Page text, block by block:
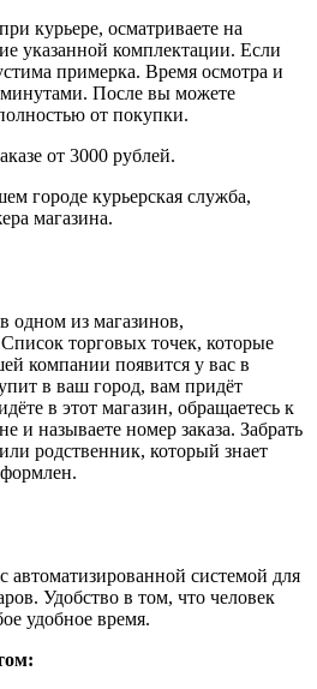
курьере, осматриваете на
указанной комплектации. Если
примерка. Время осмотра и
После вы можете
от покупки.
от 3000 рублей.
городе курьерская служба,
магазина.
одном из магазинов,
торговых точек, которые
компании появится у вас в
в ваш город, вам придёт
в этот магазин, обращаетесь к
и называете номер заказа. Забрать
родственник, который знает
автоматизированной системой для
Удобство в том, что человек
удобное время.